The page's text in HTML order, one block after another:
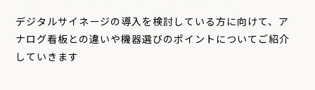
デジタルサイネージの導入を検討している方に向けて、ア
ナログ看板との違いや機器選びのポイントについてご紹介
していきます